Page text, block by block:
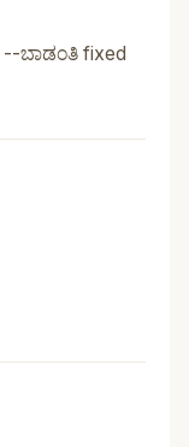
--ಬಾಡಂತಿ fixed